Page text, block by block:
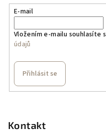
E-mail
Vložením e-mailu souhlasíte s
údajů
Přihlásit se
Kontakt